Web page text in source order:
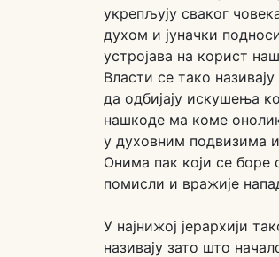
укрепљују сваког
духом и јуначки
устројава на корист
Власти се тако
да одбијају искушења
нашкоде ма коме
у духовним подвизима
Онима пак који се
помисли и вражије
У најнижој јерархији
називају зато што